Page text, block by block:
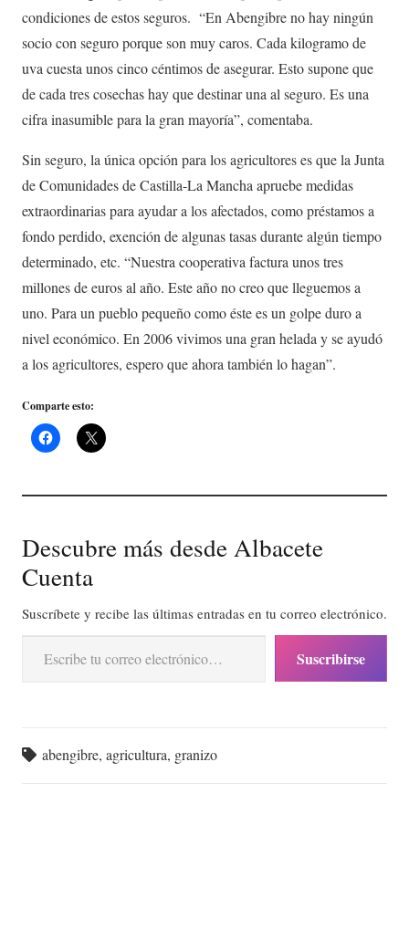
condiciones de estos seguros. “En Abengibre no hay ningún
socio con seguro porque son muy caros. Cada kilogramo de
uva cuesta unos cinco céntimos de asegurar. Esto supone que
de cada tres cosechas hay que destinar una al seguro. Es una
cifra inasumible para la gran mayoría”, comentaba.
Sin seguro, la única opción para los agricultores es que la Junta
de Comunidades de Castilla-La Mancha apruebe medidas
extraordinarias para ayudar a los afectados, como préstamos a
fondo perdido, exención de algunas tasas durante algún tiempo
determinado, etc. “Nuestra cooperativa factura unos tres
millones de euros al año. Este año no creo que lleguemos a
uno. Para un pueblo pequeño como éste es un golpe duro a
nivel económico. En 2006 vivimos una gran helada y se ayudó
a los agricultores, espero que ahora también lo hagan”.
Comparte esto:
Descubre más desde Albacete
Cuenta
Suscríbete y recibe las últimas entradas en tu correo electrónico.
Escribe tu correo electrónico…
Suscribirse
abengibre,agricultura, granizo